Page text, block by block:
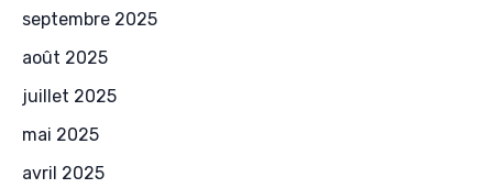
septembre 2025
août 2025
juillet 2025
mai 2025
avril 2025